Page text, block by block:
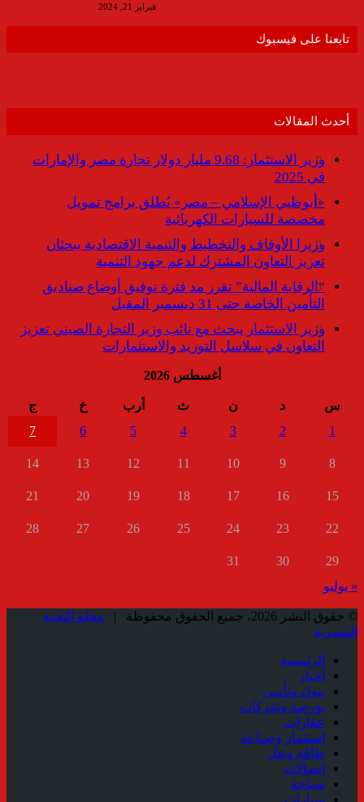
فبراير 21, 2024
تابعنا على فيسبوك
أحدث المقالات
وزير الاستثمار: 9.68 مليار دولار تجارة مصر والإمارات
في 2025
«أبوظبي الإسلامي – مصر» يُطلق برامج تمويل
مخصصة للسيارات الكهربائية
وزيرا الأوقاف والتخطيط والتنمية الاقتصادية يبحثان
تعزيز التعاون المشترك لدعم جهود التنمية
“الرقابة المالية” تقرر مد فترة توفيق أوضاع صناديق
التأمين الخاصة حتى 31 ديسمبر المقبل
وزير الاستثمار يبحث مع نائب وزير التجارة الصيني تعزيز
التعاون في سلاسل التوريد والاستثمارات
أغسطس 2026
س د ن ث أرب خ
ج
1
2
3
4
5
6
7
8
9
10
11
12
13
14
15
16
17
18
19
20
21
22
23
24
25
26
27
28
29
30
31
« يوليو
© حقوق النشر 2026، جميع الحقوق محفوظة |
مجلة النخبة
المصرية
الرئيسية
أخبار
بنوك وتأمين
بورصة وشركات
عقارات
استثمار وصناعة
طاقة ونقل
إتصالات
سياحة
سيارات